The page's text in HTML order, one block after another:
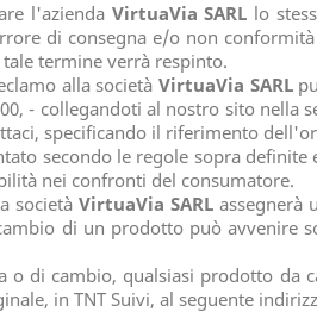
l'azienda VirtuaVia SARL lo
di consegna e/o non
termine verrà respinto.
alla società VirtuaVia SARL
- collegandoti al nostro sito
specificando il riferimento
secondo le regole sopra
nei confronti del consumatore.
società VirtuaVia SARL assegnerà
di un prodotto può avvenire
o di cambio, qualsiasi prodotto da
in TNT Suivi, al seguente